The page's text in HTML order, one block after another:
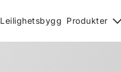
Leilighetsbygg Produkter